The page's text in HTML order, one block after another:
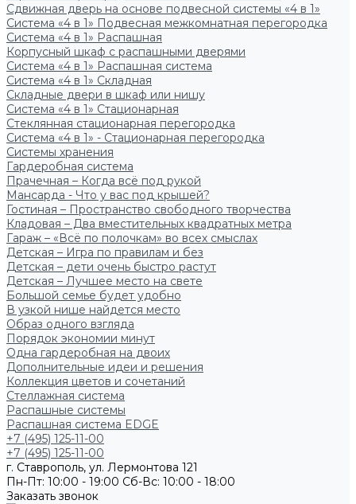
Сдвижная дверь на основе подвесной системы «4 в 1»
Система «4 в 1» Подвесная межкомнатная перегородка
Система «4 в 1» Распашная
Корпусный шкаф с распашными дверями
Система «4 в 1» Распашная система
Система «4 в 1» Складная
Складные двери в шкаф или нишу
Система «4 в 1» Стационарная
Стеклянная стационарная перегородка
Система «4 в 1» - Стационарная перегородка
Системы хранения
Гардеробная система
Прачечная – Когда всё под рукой
Мансарда - Что у вас под крышей?
Гостиная – Пространство свободного творчества
Кладовая – Два вместительных квадратных метра
Гараж – «Всё по полочкам» во всех смыслах
Детская – Игра по правилам и без
Детская – дети очень быстро растут
Детская – Лучшее место на свете
Большой семье будет удобно
В узкой нише найдется место
Образ одного взгляда
Порядок экономии минут
Одна гардеробная на двоих
Дополнительные идеи и решения
Коллекция цветов и сочетаний
Стеллажная система
Распашные системы
Распашная система EDGE
+7 (495) 125-11-00
+7 (495) 125-11-00
г. Ставрополь, ул. Лермонтова 121
Пн-Пт: 10:00 - 19:00 Сб-Вс: 10:00 - 18:00
Заказать звонок